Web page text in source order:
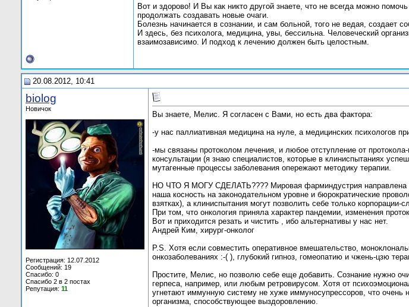
Вот и здорово! И Вы как никто другой знаете, что не всегда можно
продолжать создавать новые очаги.
Болезнь начинается в сознании, и сам больной, того не ведая, создает
И здесь, без психолога, медицина, увы, бессильна. Человеческий
взаимозависимо. И подход к лечению должен быть целостным.
20.08.2012, 10:41
biolog
Новичок
Регистрация: 12.07.2012
Сообщений: 19
Спасибо: 0
Спасибо 2 в 2 постах
Репутация: 11
Вы знаете, Мелис. Я согласен с Вами, но есть два фактора:
-у нас паллиативная медицина на нуле, а медицинских психологов
-мы связаны протоколом лечения, и любое отступление от
консультации (я знаю специалистов, которые в клиниспытаниях
мутагенные процессы заболевания опережают методику терапии.
НО ЧТО Я МОГУ СДЕЛАТЬ???? Мировая фарминдустрия
наша косность на законодательном уровне и бюрократические
взятках), а клиниспытания могут позволить себе только корпорации-
При том, что онкология приняла характер пандемии, изменения
Вот и приходится резать и чистить , ибо альтернативы у нас нет.
Андрей Ким, хирург-онколог
P.S. Хотя если совместить оперативное вмешательство,
онкозаболеваниях :-( ), глубокий гипноз, гомеопатию и чжень-цзю
Простите, Мелис, но позволю себе еще добавить. Сознание нужно
герпеса, например, или любым ретровирусом. Хотя от
угнетают иммунную систему не хуже иммуносупрессоров, что очень
организма, способствующее выздоровлению.